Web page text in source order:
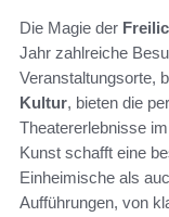
Die Magie der
Jahr zahlreiche
Veranstaltungsorte,
Kultur, bieten die
Theatererlebnisse
Kunst schafft eine
Einheimische als
Aufführungen, von